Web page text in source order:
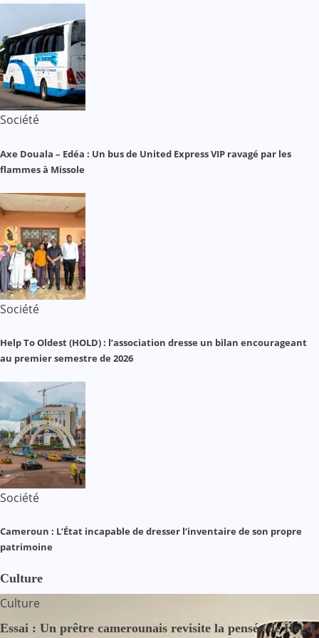
Société
Axe Douala – Edéa : Un bus de United Express VIP ravagé par les
flammes à Missole
Société
Help To Oldest (HOLD) : l’association dresse un bilan encourageant
au premier semestre de 2026
Société
Cameroun : L’État incapable de dresser l’inventaire de son propre
patrimoine
Culture
Culture
Essai : Un prêtre camerounais revisite la pensée de Hegel